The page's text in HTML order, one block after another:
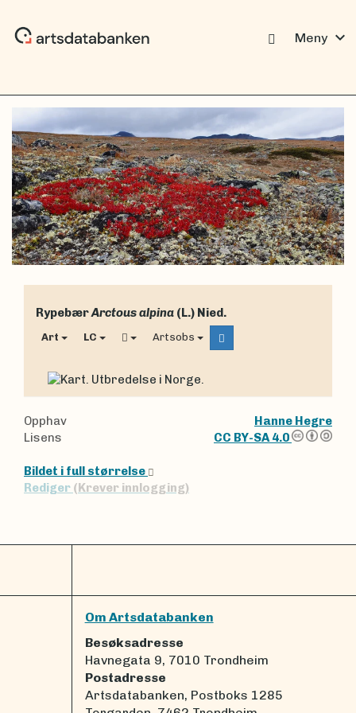
Meny expand_more
RypebærArctous alpina (L.) Nied.
Art LC Artsobs
Opphav
Hanne Hegre
Lisens
CC BY-SA 4.0
Bildet i full størrelse
Rediger (Krever innlogging)
Om Artsdatabanken
Besøksadresse
Havnegata 9, 7010 Trondheim
Postadresse
Artsdatabanken, Postboks 1285